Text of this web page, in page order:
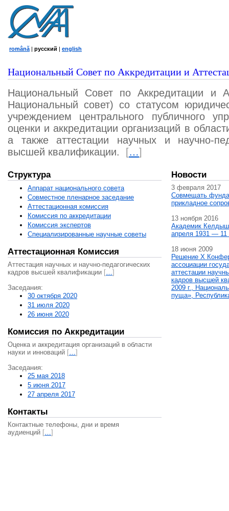
română | русский | english
Национальный Совет по Аккредитации и
Национальный Совет по Аккредитации и
Национальный совет) со статусом
учреждением центрального публичного
оценки и аккредитации организаций в
а также аттестации научных и научно-
высшей квалификации.
[…]
Структура
Аппарат национального совета
Совместное пленарное заседание
Аттестационная комисcия
Комиссия по аккредитации
Комиссия экспертов
Специализированные научные советы
Аттестационная Комиссия
Аттестация научных и научно-педагогических
кадров высшей квалификации […]
Заседания:
30 октября 2020
31 июля 2020
26 июня 2020
Комиссия по Аккредитации
Оценка и аккредитация организаций в области
науки и инноваций […]
Заседания:
25 мая 2018
5 июня 2017
27 апреля 2017
Контакты
Контактные телефоны, дни и время
аудиенций […]
Новости
3 февраля 2017
Совмещать
прикладное
13 ноября 2016
Академик
апреля 1931 — 11
18 июня 2009
Решение X
ассоциации
аттестации
кадров высшей
2009 г.,
пуща»,